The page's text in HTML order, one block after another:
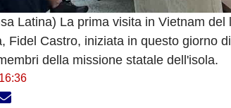
Latina) La prima visita in Vietnam del
Fidel Castro, iniziata in questo giorno
della missione statale dell'isola.
16:36